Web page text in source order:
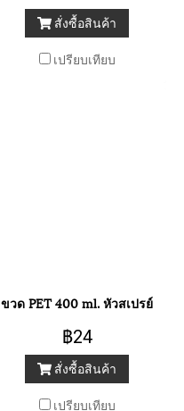
สั่งซื้อสินค้า
เปรียบเทียบ
ขวด PET 400 ml. หัวสเปรย์
฿24
สั่งซื้อสินค้า
เปรียบเทียบ